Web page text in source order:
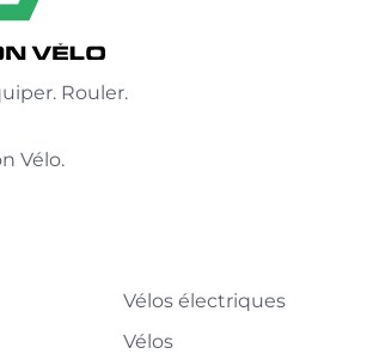
Rouler.
Vélo.
Vélos électriques
Vélos